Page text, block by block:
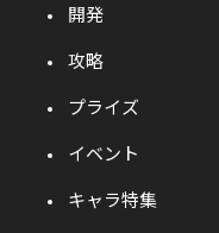
開発
攻略
プライズ
イベント
キャラ特集